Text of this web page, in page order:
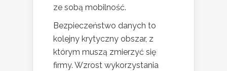
ze sobą mobilność.
Bezpieczeństwo danych to
kolejny krytyczny obszar, z
którym muszą zmierzyć się
firmy. Wzrost wykorzystania